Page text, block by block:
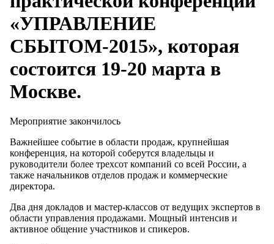
«УПРАВЛЕНИЕ
СБЫТОМ-2015», которая
состоится 19-20 марта в
Москве.
Мероприятие закончилось
Важнейшее событие в области продаж, крупнейшая
конференция, на которой соберутся владельцы и
руководители более трехсот компаний со всей России, а
также начальников отделов продаж и коммерческие
директора.
Два дня докладов и мастер-классов от ведущих экспертов в
области управления продажами. Мощный интенсив и
активное общение участников и спикеров.